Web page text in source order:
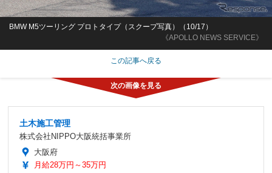
《APOLLO NEWS SERVICE》
BMW M5ツーリング プロトタイプ（スクープ写真）（10/17）
この記事へ戻る
土木施工管理
株式会社NIPPO大阪統括事業所
大阪府
月給28万円～35万円